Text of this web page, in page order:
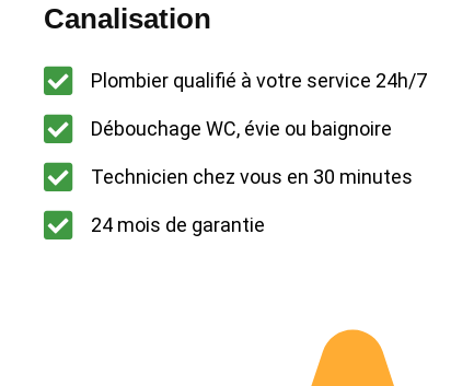
Canalisation
Plombier qualifié à votre service 24h/7
Débouchage WC, évie ou baignoire
Technicien chez vous en 30 minutes
24 mois de garantie